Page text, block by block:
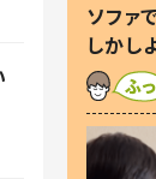
ソファ
しかし
察した
す！」「